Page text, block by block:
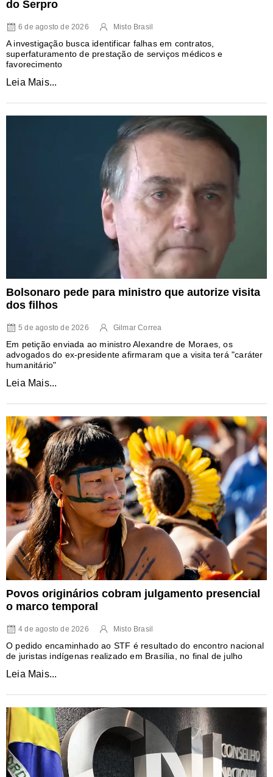
do Serpro
6 de agosto de 2026 Misto Brasil
A investigação busca identificar falhas em contratos,
superfaturamento de prestação de serviços médicos e
favorecimento
Leia Mais...
Bolsonaro pede para ministro que autorize visita
dos filhos
5 de agosto de 2026 Gilmar Correa
Em petição enviada ao ministro Alexandre de Moraes, os
advogados do ex-presidente afirmaram que a visita terá "caráter
humanitário"
Leia Mais...
Povos originários cobram julgamento presencial
o marco temporal
4 de agosto de 2026 Misto Brasil
O pedido encaminhado ao STF é resultado do encontro nacional
de juristas indígenas realizado em Brasília, no final de julho
Leia Mais...